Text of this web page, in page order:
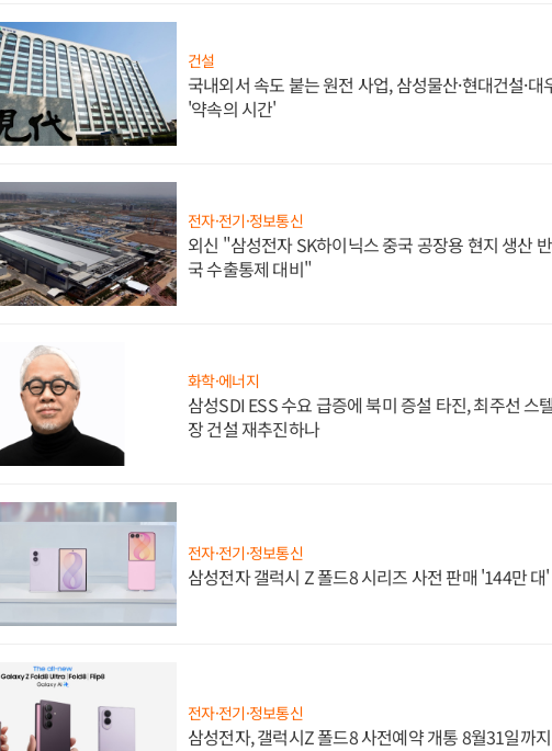
건설
국내외서 속도 붙는 원전 사업, 삼성물산·현대건설·
'약속의 시간'
전자·전기·정보통신
외신 "삼성전자 SK하이닉스 중국 공장용 현지 생산
국 수출통제 대비"
화학·에너지
삼성SDI ESS 수요 급증에 북미 증설 타진, 최주선 스
장 건설 재추진하나
전자·전기·정보통신
삼성전자 갤럭시 Z 폴드8 시리즈 사전 판매 '144만 대
전자·전기·정보통신
삼성전자, 갤럭시Z 폴드8 사전예약 개통 8월31일까